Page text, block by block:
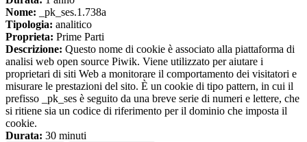
Nome: _pk_ses.1.738a
Tipologia: analitico
Proprieta: Prime Parti
Descrizione: Questo nome di cookie è associato alla piattaforma di
analisi web open source Piwik. Viene utilizzato per aiutare i
proprietari di siti Web a monitorare il comportamento dei visitatori e
misurare le prestazioni del sito. È un cookie di tipo pattern, in cui il
prefisso _pk_ses è seguito da una breve serie di numeri e lettere, che
si ritiene sia un codice di riferimento per il dominio che imposta il
cookie.
Durata: 30 minuti